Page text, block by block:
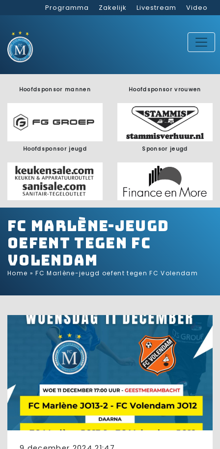
Programma Zakelijk Livestream Video
Hoofdsponsor mannen Hoofdsponsor vrouwen
Hoofdsponsor jeugd Sponsor jeugd
FC Marlène-jeugd
oefent tegen FC
Volendam
Home »FC Marlène-jeugd oefent tegen FC Volendam